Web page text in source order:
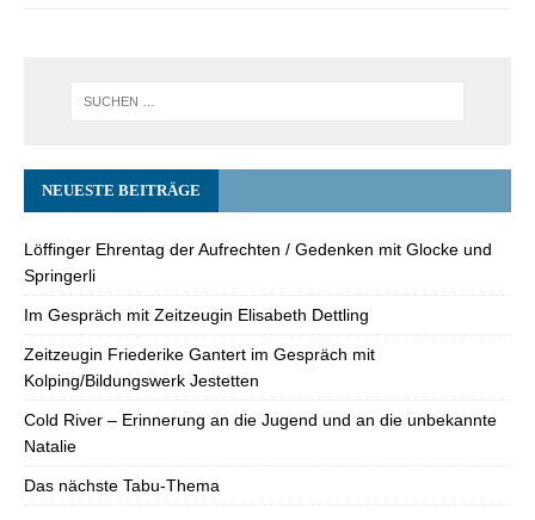
NEUESTE BEITRÄGE
Löffinger Ehrentag der Aufrechten / Gedenken mit Glocke und
Springerli
Im Gespräch mit Zeitzeugin Elisabeth Dettling
Zeitzeugin Friederike Gantert im Gespräch mit
Kolping/Bildungswerk Jestetten
Cold River – Erinnerung an die Jugend und an die unbekannte
Natalie
Das nächste Tabu-Thema